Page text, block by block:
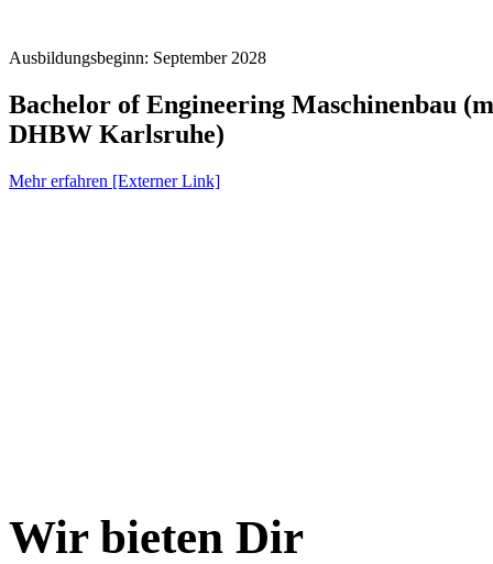
Ausbildungsbeginn: September 2028
Bachelor of Engineering Maschinenbau
DHBW Karlsruhe)
Mehr erfahren [Externer Link]
Wir bieten Dir